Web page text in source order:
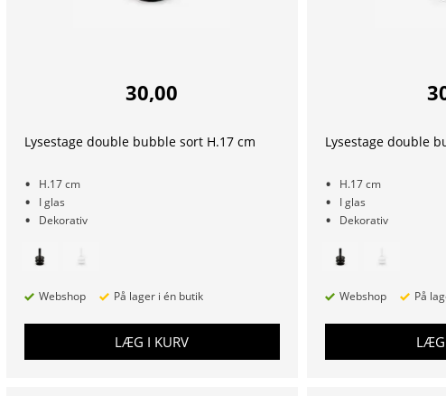
30,00
Lysestage double bubble sort H.17 cm
H.17 cm
I glas
Dekorativ
Webshop På lager i én butik
LÆG I KURV
Lysestage double
H.17 cm
I glas
Dekorativ
Webshop På
LÆG